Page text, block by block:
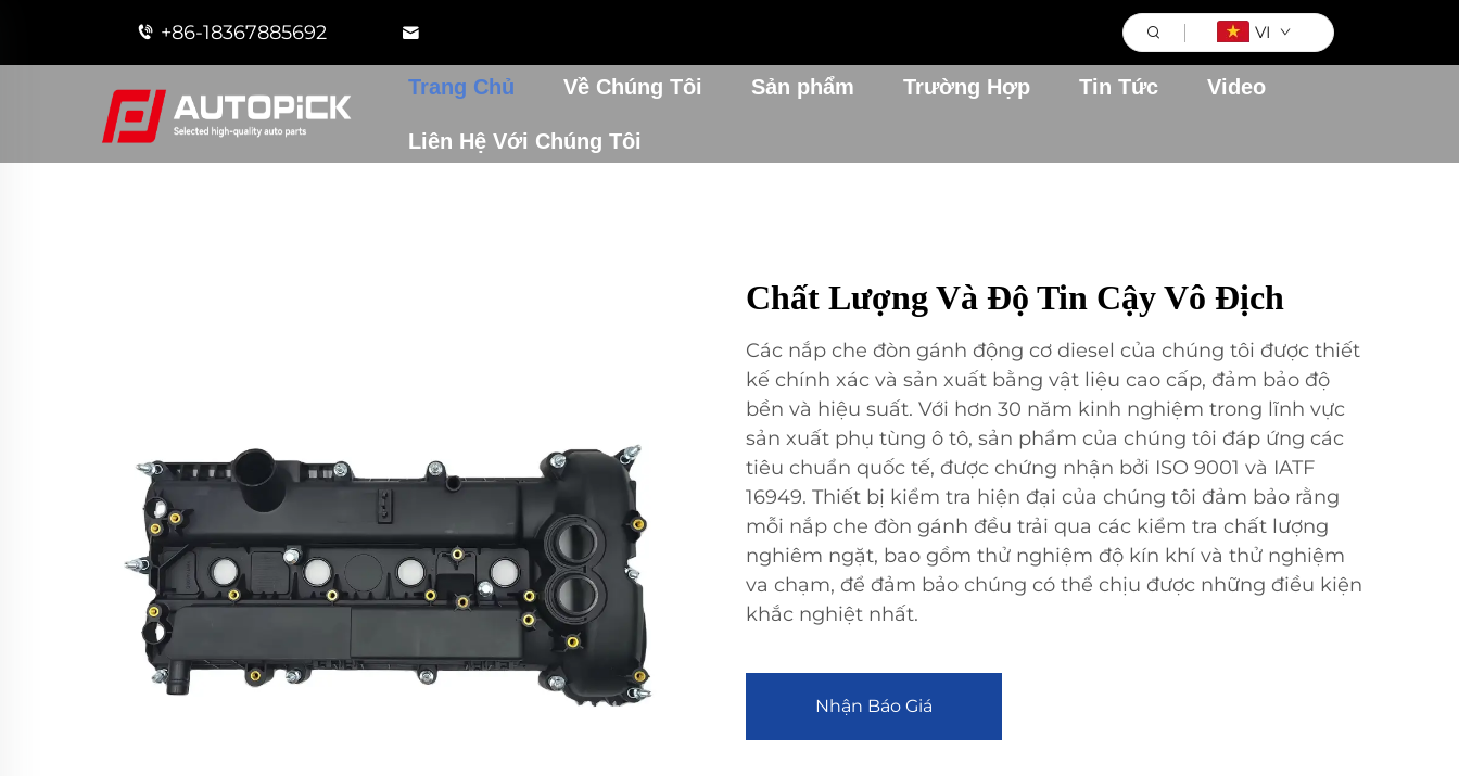
+86-18367885692 VI
Trang Chủ Về Chúng Tôi Sản phẩm Trường Hợp Tin Tức Video
Liên Hệ Với Chúng Tôi
Chất Lượng Và Độ Tin Cậy Vô Địch
Các nắp che đòn gánh động cơ diesel của chúng tôi được thiết
kế chính xác và sản xuất bằng vật liệu cao cấp, đảm bảo độ
bền và hiệu suất. Với hơn 30 năm kinh nghiệm trong lĩnh vực
sản xuất phụ tùng ô tô, sản phẩm của chúng tôi đáp ứng các
tiêu chuẩn quốc tế, được chứng nhận bởi ISO 9001 và IATF
16949. Thiết bị kiểm tra hiện đại của chúng tôi đảm bảo rằng
mỗi nắp che đòn gánh đều trải qua các kiểm tra chất lượng
nghiêm ngặt, bao gồm thử nghiệm độ kín khí và thử nghiệm
va chạm, để đảm bảo chúng có thể chịu được những điều kiện
khắc nghiệt nhất.
Nhận Báo Giá